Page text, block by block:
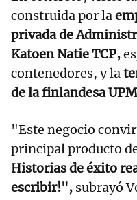
construida por la
privada de
Katoen Natie TCP,
contenedores, y la
de la finlandesa
"Este negocio
principal producto
Historias de éxito
escribir!", subrayó